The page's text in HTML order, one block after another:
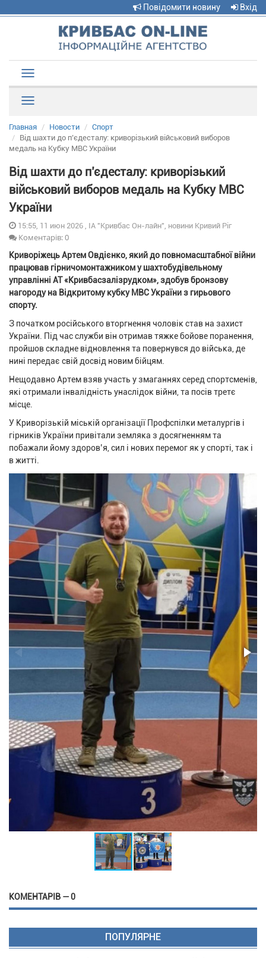
Повідомити новину Вхід
navigation
Главная Новости
Спорт
Від шахти до п’єдесталу: криворізький військовий виборов
медаль на Кубку МВС України
Від шахти до п’єдесталу: криворізький
військовий виборов медаль на Кубку МВС
України
15:55, 11 июн 2026 , ІА "Кривбас Он-лайн", новини Кривий Ріг
Коментарів: 0
Криворіжець Артем Овдієнко, який до повномасштабної війни
працював гірничомонтажником у шахтобудівельному
управлінні АТ «Кривбасзалізрудком», здобув бронзову
нагороду на Відкритому кубку МВС України з гирьового
спорту.
З початком російського вторгнення чоловік став на захист
України. Під час служби він отримав тяжке бойове поранення,
пройшов складне відновлення та повернувся до війська, де
нині передає свій досвід новим бійцям.
Нещодавно Артем взяв участь у змаганнях серед спортсменів,
які отримали інвалідність унаслідок війни, та посів третє
місце.
У Криворізькій міській організації Профспілки металургів і
гірників України привітали земляка з досягненням та
побажали йому здоров’я, сил і нових перемог як у спорті, так і
в житті.
КОМЕНТАРІВ — 0
ПОПУЛЯРНЕ